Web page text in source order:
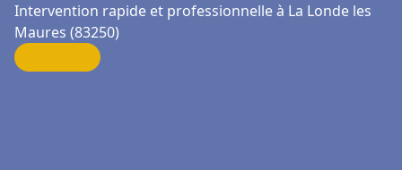
Intervention rapide et professionnelle à La Londe les
Maures (83250)